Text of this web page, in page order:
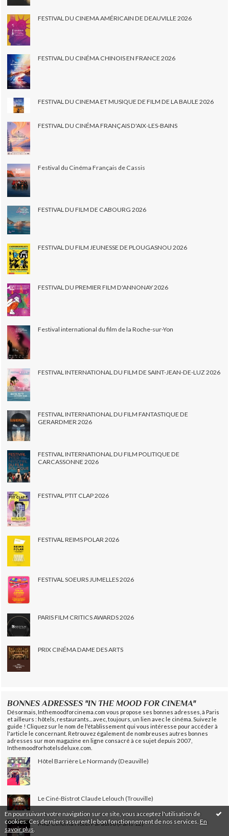
En poursuivant votre navigation sur ce site, vous acceptez l'utilisation de
cookies. Ces derniers assurent le bon fonctionnement de nos services. En
savoir plus
FESTIVAL DU CINEMA AMÉRICAIN DE DEAUVILLE 2026
FESTIVAL DU CINÉMA CHINOIS EN FRANCE 2026
FESTIVAL DU CINEMA ET MUSIQUE DE FILM DE LA BAULE 2026
FESTIVAL DU CINÉMA FRANÇAIS D'AIX-LES-BAINS
Festival du Cinéma Français de Cassis
FESTIVAL DU FILM DE CABOURG 2026
FESTIVAL DU FILM JEUNESSE DE PLOUGASNOU 2026
FESTIVAL DU PREMIER FILM D'ANNONAY 2026
Festival international du film de la Roche-sur-Yon
FESTIVAL INTERNATIONAL DU FILM DE SAINT-JEAN-DE-LUZ 2026
FESTIVAL INTERNATIONAL DU FILM FANTASTIQUE DE
GERARDMER 2026
FESTIVAL INTERNATIONAL DU FILM POLITIQUE DE
CARCASSONNE 2026
FESTIVAL PTIT CLAP 2026
FESTIVAL REIMS POLAR 2026
FESTIVAL SOEURS JUMELLES 2026
PARIS FILM CRITICS AWARDS 2026
PRIX CINÉMA DAME DES ARTS
BONNES ADRESSES "IN THE MOOD FOR CINEMA"
Désormais, Inthemoodforcinema.com vous propose ses bonnes adresses, à Paris
et ailleurs : hôtels, restaurants... avec, toujours, un lien avec le cinéma. Suivez le
guide ! Cliquez sur le nom de l'établissement qui vous intéresse pour accéder à
l'article le concernant. Retrouvez également de nombreuses autres bonnes
adresses sur mon magazine en ligne consacré à ce sujet depuis 2007,
Inthemoodforhotelsdeluxe.com.
Hôtel Barrière Le Normandy (Deauville)
Le Ciné-Bistrot Claude Lelouch (Trouville)
Mk2 Cinéma Hôtel Paradiso (Paris 12)